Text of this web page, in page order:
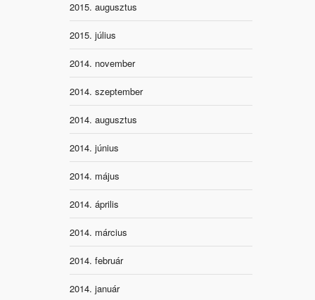
2015. augusztus
2015. július
2014. november
2014. szeptember
2014. augusztus
2014. június
2014. május
2014. április
2014. március
2014. február
2014. január